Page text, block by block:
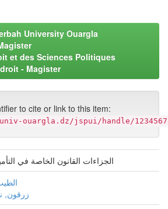
University Ouargla
et des Sciences Politiques
- Magister
to cite or link to this item:
ouargla.dz/jspui/handle/
الجزاءات القانون الخاصة في
زرقون,